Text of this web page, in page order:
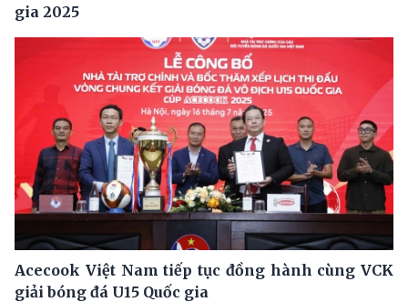
gia 2025
Acecook Việt Nam tiếp tục đồng hành cùng VCK
giải bóng đá U15 Quốc gia